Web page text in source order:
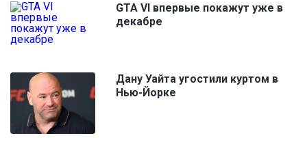
GTA VI впервые покажут уже в
декабре
Дану Уайта угостили куртом в
Нью-Йорке